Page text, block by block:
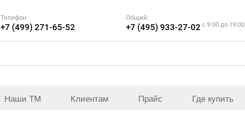
Телефон:
+7 (499) 271-65-52
Общий:
+7 (495) 933-27-02 c 9:00 до 19:00
Наши ТМ Клиентам Прайс Где купить